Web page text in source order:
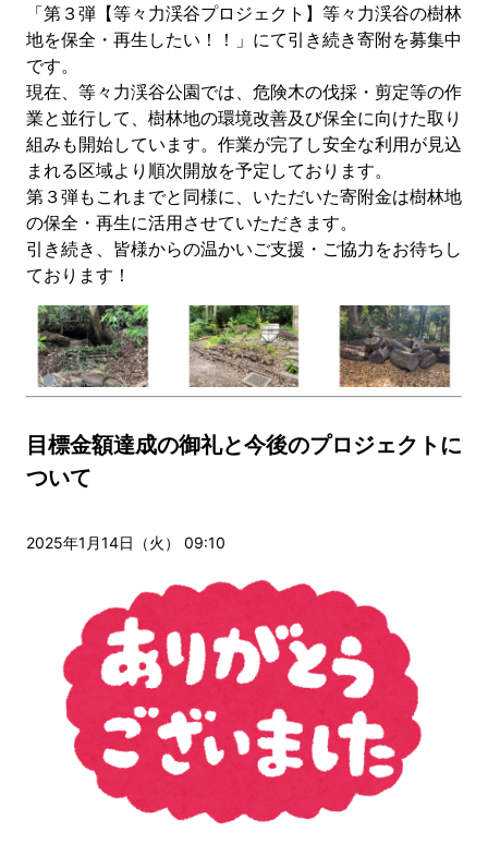
「第３弾【等々力渓谷プロジェクト】等々力渓谷の樹林
地を保全・再生したい！！」にて引き続き寄附を募集中
です。
現在、等々力渓谷公園では、危険木の伐採・剪定等の作
業と並行して、樹林地の環境改善及び保全に向けた取り
組みも開始しています。作業が完了し安全な利用が見込
まれる区域より順次開放を予定しております。
第３弾もこれまでと同様に、いただいた寄附金は樹林地
の保全・再生に活用させていただきます。
引き続き、皆様からの温かいご支援・ご協力をお待ちし
ております！
目標金額達成の御礼と今後のプロジェクトに
ついて
2025年1月14日（火） 09:10